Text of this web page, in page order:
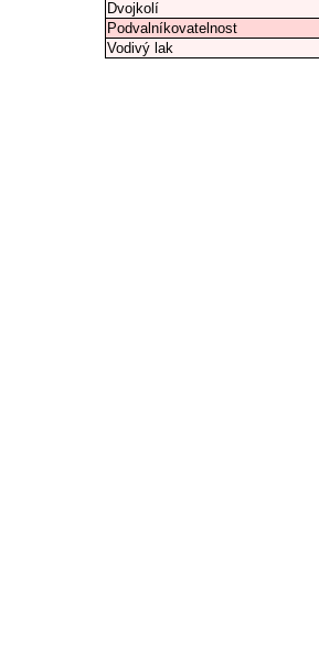
Dvojkolí
Podvalníkovatelnost
Vodivý lak